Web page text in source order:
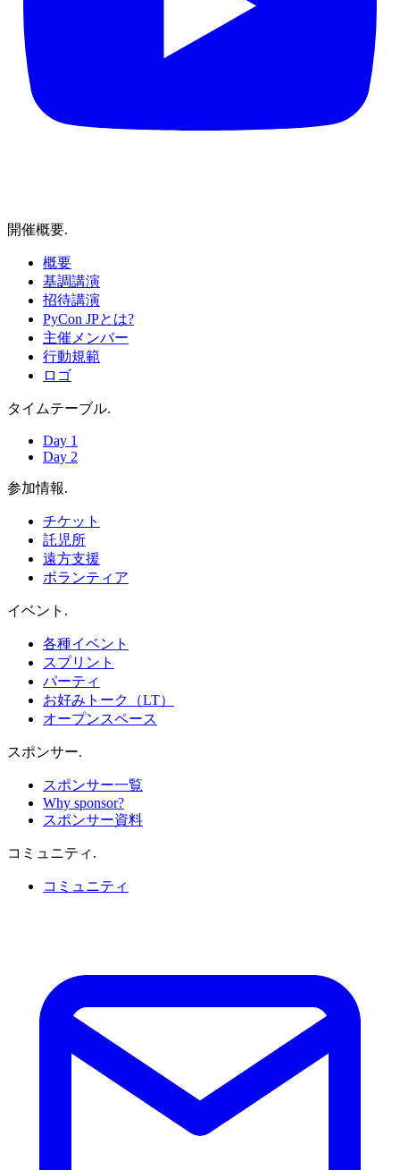
開催概要.
概要
基調講演
招待講演
PyCon JPとは?
主催メンバー
行動規範
ロゴ
タイムテーブル.
Day 1
Day 2
参加情報.
チケット
託児所
遠方支援
ボランティア
イベント .
各種イベント
スプリント
パーティ
お好みトーク（LT）
オープンスペース
スポンサー.
スポンサー一覧
Why sponsor?
スポンサー資料
コミュニティ .
コミュニティ